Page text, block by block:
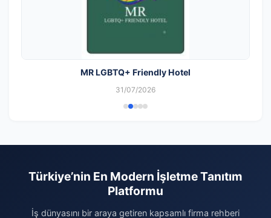
MR LGBTQ+ Friendly Hotel
31/07/2026
Türkiye’nin En Modern İşletme Tanıtım
Platformu
İş dünyasını bir araya getiren kapsamlı firma rehberi